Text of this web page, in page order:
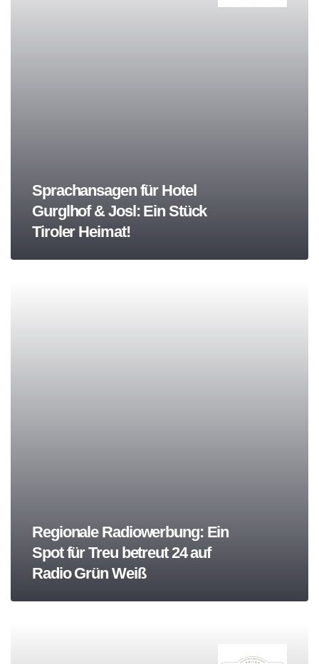
Sprachansagen für Hotel
Gurglhof & Josl: Ein Stück
Tiroler Heimat!
Regionale Radiowerbung: Ein
Spot für Treu betreut 24 auf
Radio Grün Weiß